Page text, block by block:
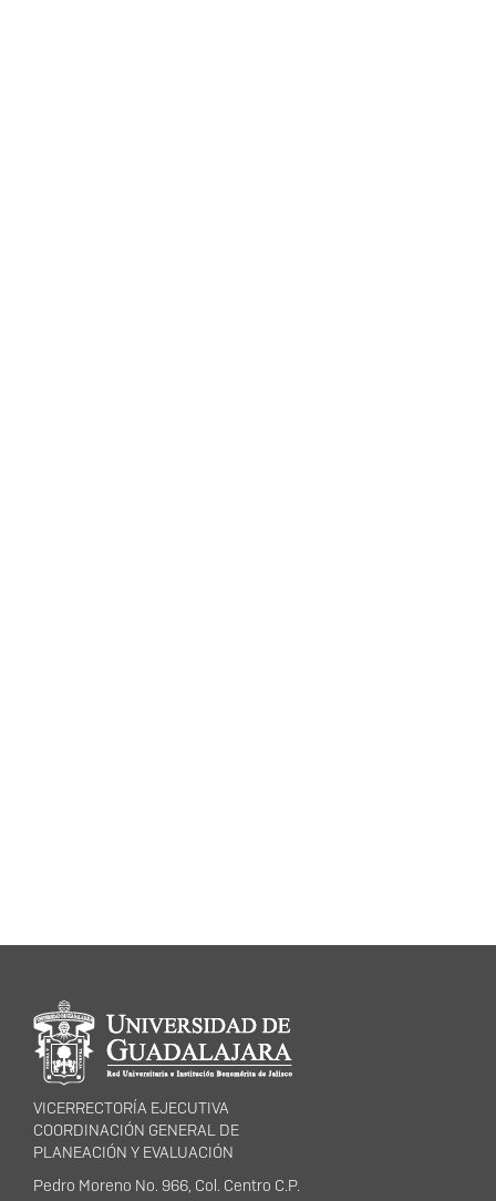
Información del
portal
VICERRECTORÍA EJECUTIVA
COORDINACIÓN GENERAL DE
PLANEACIÓN Y EVALUACIÓN
Pedro Moreno No. 966, Col. Centro C.P.